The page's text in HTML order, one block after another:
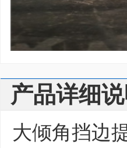
产品详细说
大倾角挡边